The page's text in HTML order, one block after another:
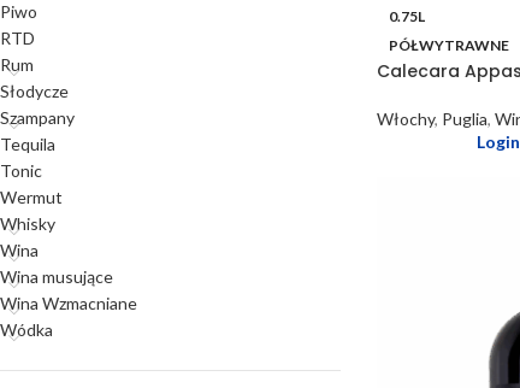
Piwo
RTD
Rum
Słodycze
Szampany
Tequila
Tonic
Wermut
Whisky
Wina
Wina musujące
Wina Wzmacniane
Wódka
0.75L
PÓŁWYTRAWNE
Calecara
Włochy, Puglia,